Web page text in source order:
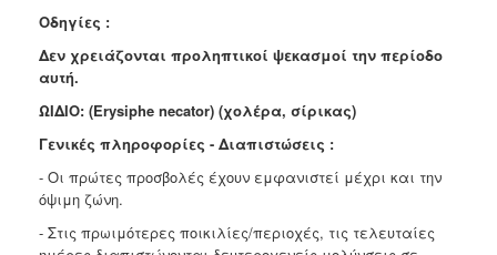
Οδηγίες :
Δεν χρειάζονται προληπτικοί ψεκασμοί την περίοδο
αυτή.
ΩΙΔΙΟ: (Erysiphe necator) (χολέρα, σίρικας)
Γενικές πληροφορίες - Διαπιστώσεις :
- Οι πρώτες προσβολές έχουν εμφανιστεί μέχρι και την
όψιμη ζώνη.
- Στις πρωιμότερες ποικιλίες/περιοχές, τις τελευταίες